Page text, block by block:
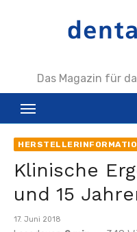
Das Magazin für
Klinische
und 15
Veröffentlicht
17. Juni 2018